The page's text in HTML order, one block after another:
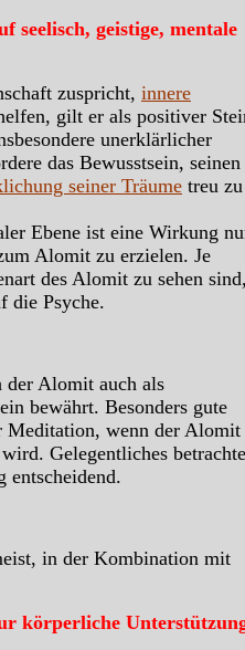
seelisch, geistige, mentale
zuspricht, innere
gilt er als positiver
unerklärlicher
das Bewusstsein, seinen
seiner Träume treu zu
Ebene ist eine Wirkung
Alomit zu erzielen. Je
des Alomit zu sehen
die Psyche.
der Alomit auch als
bewährt. Besonders gute
Meditation, wenn der Alomit
Gelegentliches
entscheidend.
in der Kombination mit
körperliche